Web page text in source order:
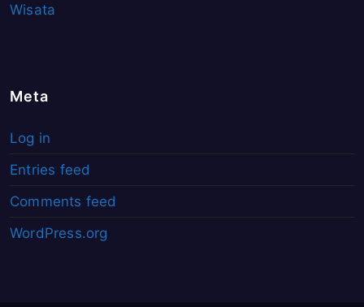
Wisata
Meta
Log in
Entries feed
Comments feed
WordPress.org